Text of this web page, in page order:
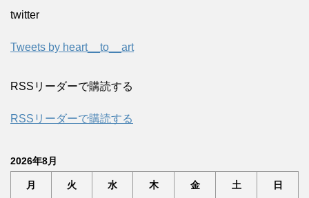
twitter
Tweets by heart__to__art
RSSリーダーで購読する
RSSリーダーで購読する
2026年8月
月 火 水 木 金 土 日